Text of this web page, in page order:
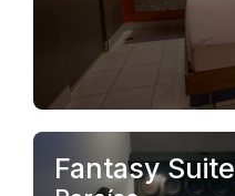
Fantasy Suite